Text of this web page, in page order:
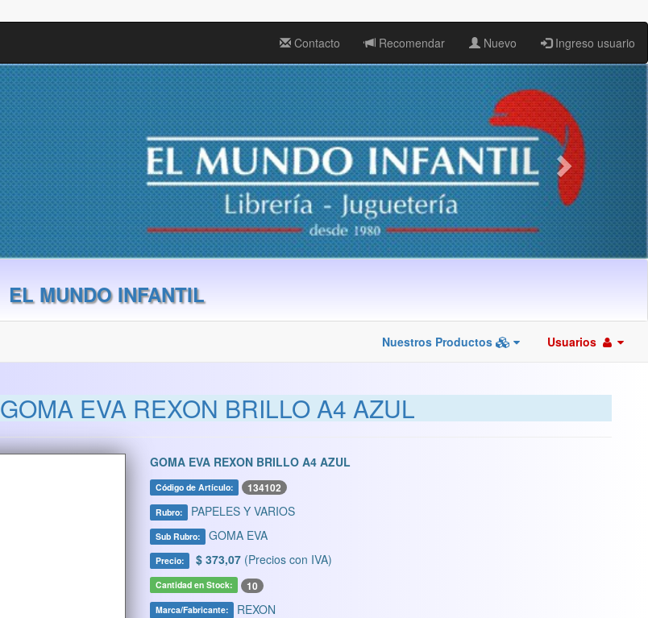
Contacto Recomendar Nuevo Ingreso usuario
EL MUNDO INFANTIL
Nuestros Productos Usuarios
GOMA EVA REXON BRILLO A4 AZUL
GOMA EVA REXON BRILLO A4 AZUL
Código de Artículo: 134102
Rubro: PAPELES Y VARIOS
Sub Rubro: GOMA EVA
Precio: $ 373,07 (Precios con IVA)
Cantidad en Stock: 10
Marca/Fabricante: REXON